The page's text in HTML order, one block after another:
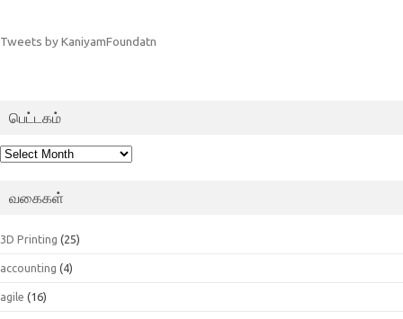
Tweets by KaniyamFoundatn
பெட்டகம்
பெட்டகம்
வகைகள்
3D Printing (25)
accounting (4)
agile (16)